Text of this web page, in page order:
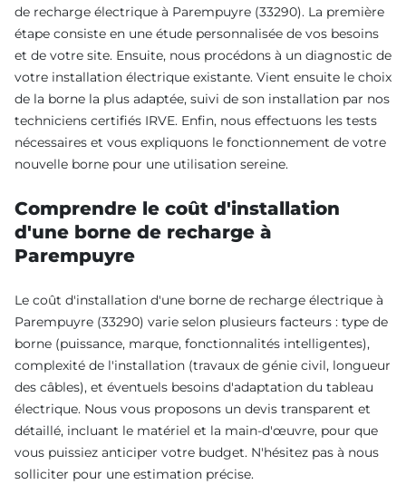
de recharge électrique à Parempuyre (33290). La première
étape consiste en une étude personnalisée de vos besoins
et de votre site. Ensuite, nous procédons à un diagnostic de
votre installation électrique existante. Vient ensuite le choix
de la borne la plus adaptée, suivi de son installation par nos
techniciens certifiés IRVE. Enfin, nous effectuons les tests
nécessaires et vous expliquons le fonctionnement de votre
nouvelle borne pour une utilisation sereine.
Comprendre le coût d'installation
d'une borne de recharge à
Parempuyre
Le coût d'installation d'une borne de recharge électrique à
Parempuyre (33290) varie selon plusieurs facteurs : type de
borne (puissance, marque, fonctionnalités intelligentes),
complexité de l'installation (travaux de génie civil, longueur
des câbles), et éventuels besoins d'adaptation du tableau
électrique. Nous vous proposons un devis transparent et
détaillé, incluant le matériel et la main-d'œuvre, pour que
vous puissiez anticiper votre budget. N'hésitez pas à nous
solliciter pour une estimation précise.